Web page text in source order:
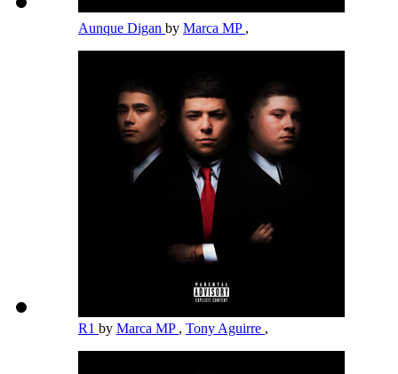
Aunque Digan by Marca MP ,
R1 by Marca MP , Tony Aguirre ,